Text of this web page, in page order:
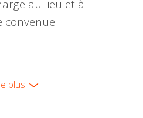
au lieu et à
convenue.
plus